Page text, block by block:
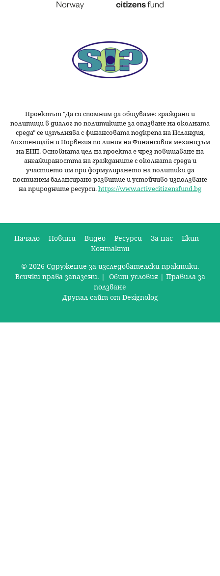
Проектът "Да си спомним даобщуваме: граждани и
политици в диалог по политиките за опазване на околната
среда" се изпълнява с финансовата подкрепа на Исландия,
Лихтенщайн и Норвегия по линия на Финансовия механизъм
на ЕИП. Основната цел на проекта е чрез повишаване на
ангажираността на гражданите с околната среда и
участието им при формулирането на политики да
постигнем балансирано развитие и устойчиво използване
на природните ресурси.https://www.activecitizensfund.bg
с
в
Начало Новини Видео Ресурси За нас
Екип
Контакти
© 2026 Сдружение за изследователски практики.
Всички права запазени. | Общи условия| Правила за
ползване
Друпал сайт от Designolog